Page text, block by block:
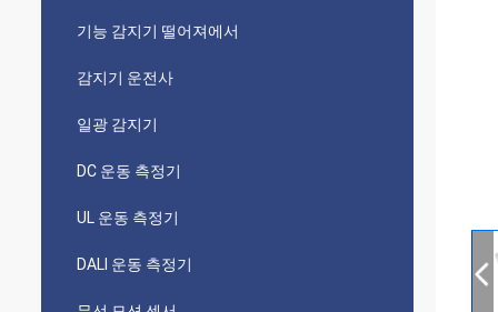
기능 감지기 떨어져에서
감지기 운전사
일광 감지기
DC 운동 측정기
UL 운동 측정기
DALI 운동 측정기